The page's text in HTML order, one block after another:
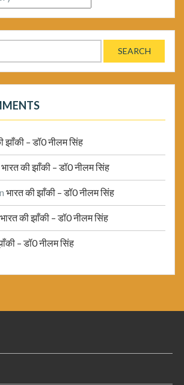
झाँकी – डॉ0 नीलम सिंह
भारत की झाँकी – डॉ0 नीलम सिंह
भारत की झाँकी – डॉ0 नीलम सिंह
भारत की झाँकी – डॉ0 नीलम सिंह
– डॉ0 नीलम सिंह